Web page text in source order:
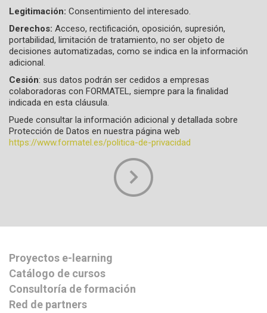
Legitimación: Consentimiento del interesado.
Derechos: Acceso, rectificación, oposición, supresión,
portabilidad, limitación de tratamiento, no ser objeto de
decisiones automatizadas, como se indica en la información
adicional.
Cesión: sus datos podrán ser cedidos a empresas
colaboradoras con FORMATEL, siempre para la finalidad
indicada en esta cláusula.
Puede consultar la información adicional y detallada sobre
Protección de Datos en nuestra página web
https://www.formatel.es/politica-de-privacidad
Proyectos e-learning
Catálogo de cursos
Consultoría de formación
Red de partners